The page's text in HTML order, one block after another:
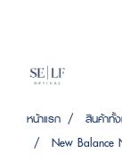
หน้าแรก สินค้าทั้
New Balance